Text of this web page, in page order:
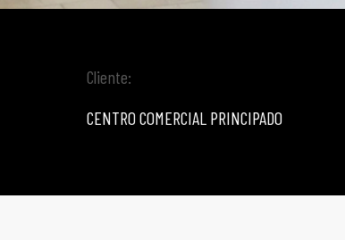
Cliente:
CENTRO COMERCIAL PRINCIPADO